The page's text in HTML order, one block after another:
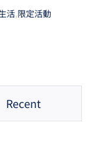
活,限定活動
Recent